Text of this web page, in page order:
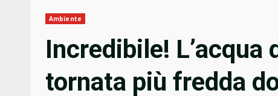
Ambiente
Incredibile! L’acqua
tornata più fredda